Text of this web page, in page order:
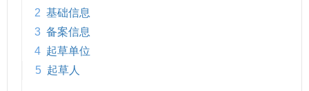
2 基础信息
3 备案信息
4 起草单位
5 起草人